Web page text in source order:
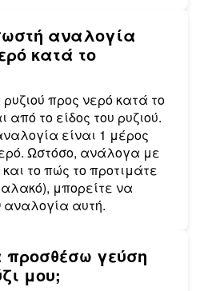
αναλογία
κατά το
προς νερό κατά το
το είδος του ρυζιού.
είναι 1 μέρος
Ωστόσο, ανάλογα με
και το πώς το προτιμάτε
μπορείτε να
αυτή.
γεύση
μου;